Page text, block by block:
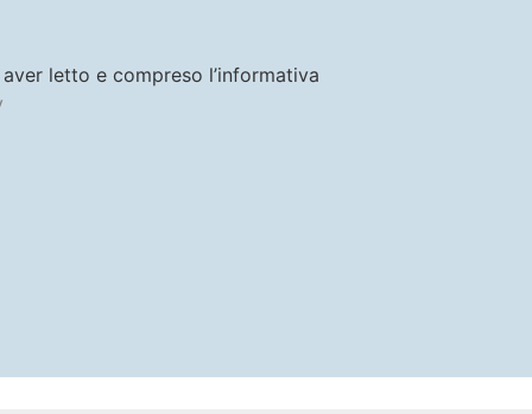
letto e compreso l’informativa